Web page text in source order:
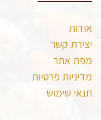
אודות
יצירת קשר
מפת אתר
מדיניות פרטיות
תנאי שימוש